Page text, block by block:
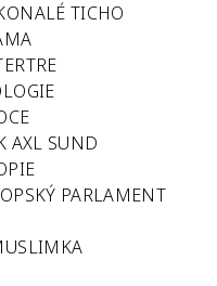
TICHO
AXL SUND
PARLAMENT